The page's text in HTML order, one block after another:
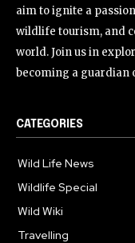
aim to ignite a
wildlife tourism, and
world. Join us in
becoming a guardian
CATEGORIES
Wild Life News
Wildlife Special
Wild Wiki
Travelling